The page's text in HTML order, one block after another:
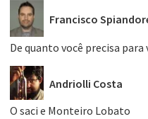
Francisco
De quanto você precisa para
Andriolli Costa
O saci e Monteiro Lobato